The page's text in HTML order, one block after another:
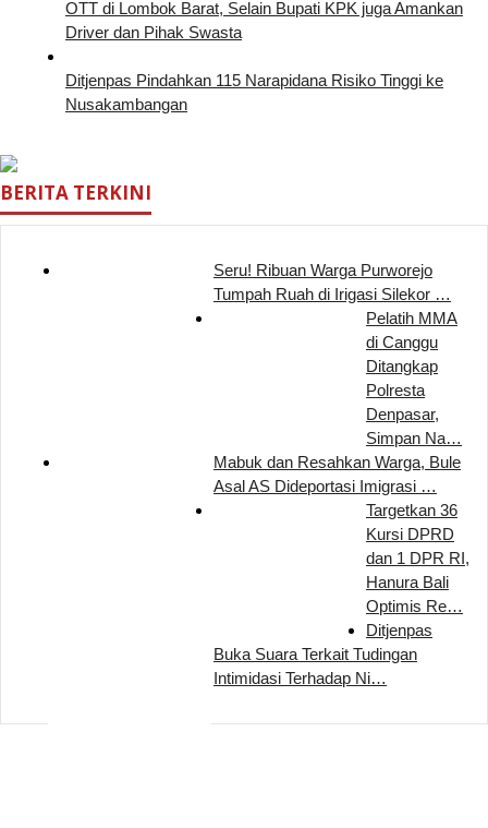
OTT di Lombok Barat, Selain Bupati KPK juga Amankan
Driver dan Pihak Swasta
Ditjenpas Pindahkan 115 Narapidana Risiko Tinggi ke
Nusakambangan
BERITA TERKINI
Seru! Ribuan Warga Purworejo
Tumpah Ruah di Irigasi Silekor …
Pelatih MMA
di Canggu
Ditangkap
Polresta
Denpasar,
Simpan Na…
Mabuk dan Resahkan Warga, Bule
Asal AS Dideportasi Imigrasi …
Targetkan 36
Kursi DPRD
dan 1 DPR RI,
Hanura Bali
Optimis Re…
Ditjenpas
Buka Suara Terkait Tudingan
Intimidasi Terhadap Ni…